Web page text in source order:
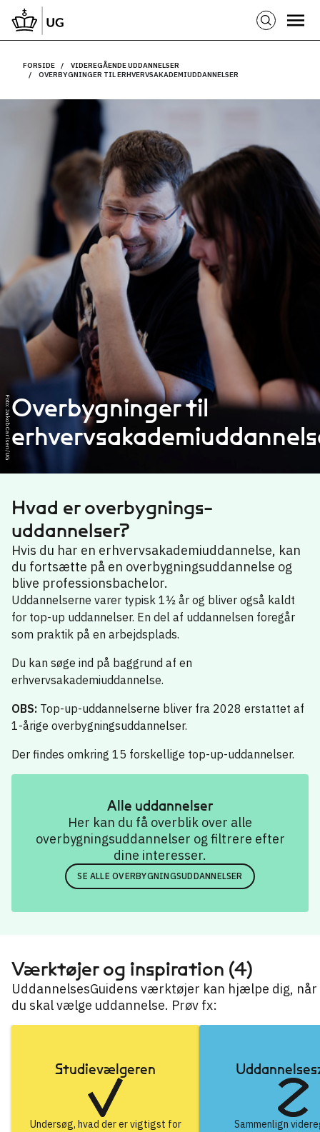
FORSIDE
VIDEREGÅENDE UDDANNELSER
OVERBYGNINGER TIL ERHVERVSAKADEMIUDDANNELSER
Overbygninger til
Foto: Jakob Carlsen/UG
Hvad er overbygnings­
uddannelser?
Hvis du har en erhvervsakademiuddannelse, kan
du fortsætte på en overbygningsuddannelse og
blive professionsbachelor.
Uddannelserne varer typisk 1½ år og bliver også kaldt
for top-up uddannelser. En del af uddannelsen foregår
som praktik på en arbejdsplads.
Du kan søge ind på baggrund af en
erhvervsakademiuddannelse.
OBS: Top-up-uddannelserne bliver fra 2028 erstattet af
1-årige overbygningsuddannelser.
Der findes omkring 15 forskellige top-up-uddannelser.
Alle uddannelser
Her kan du få overblik over alle
overbygningsuddannelser og filtrere efter
dine interesser.
SE ALLE OVERBYGNINGSUDDANNELSER
Værktøjer og inspiration (4)
UddannelsesGuidens værktøjer kan hjælpe dig, når
du skal vælge uddannelse. Prøv fx:
Studievælgeren
Undersøg, hvad der er vigtigst for
Sammenlign